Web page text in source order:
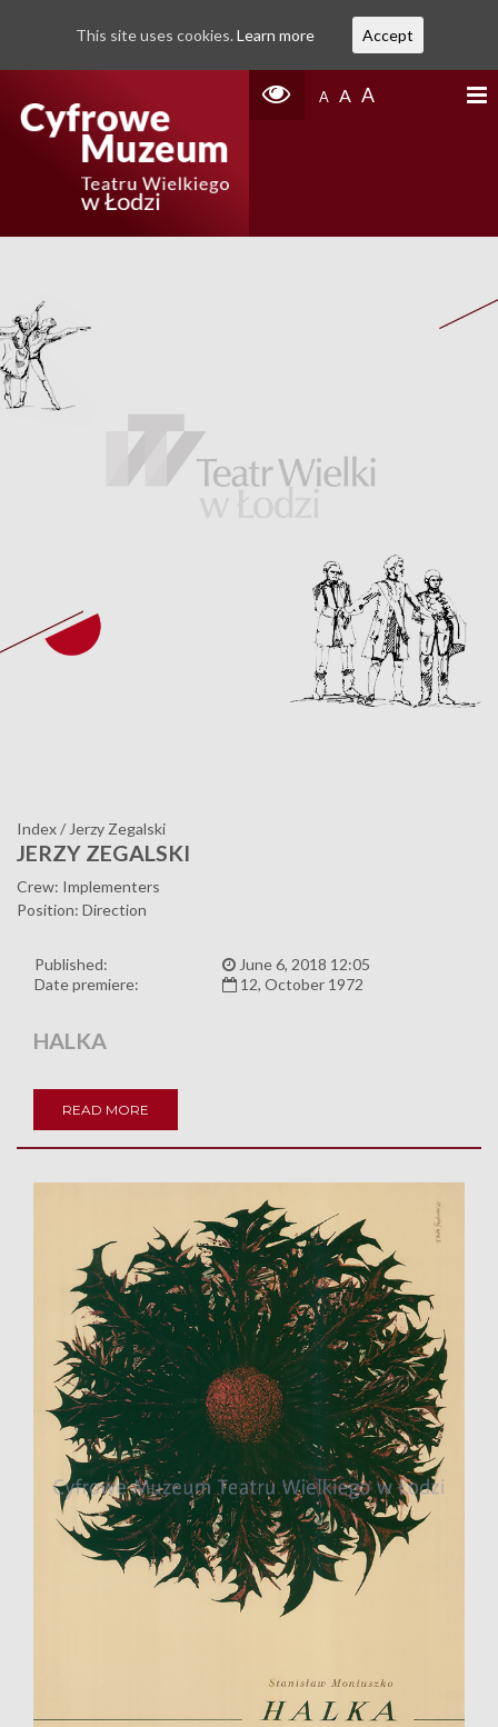
A A A
Index/ Jerzy Zegalski
JERZY ZEGALSKI
Crew: Implementers
Position: Direction
Published:
June 6, 2018 12:05
Date premiere:
12, October 1972
HALKA
READ MORE
This site uses cookies. Learn more Accept